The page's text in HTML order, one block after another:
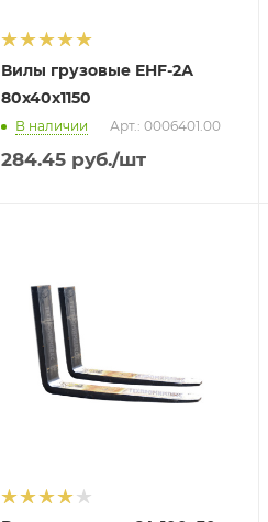
Вилы грузовые EHF-2А
80х40х1150
В наличии Арт.: 0006401.00
284.45руб./шт